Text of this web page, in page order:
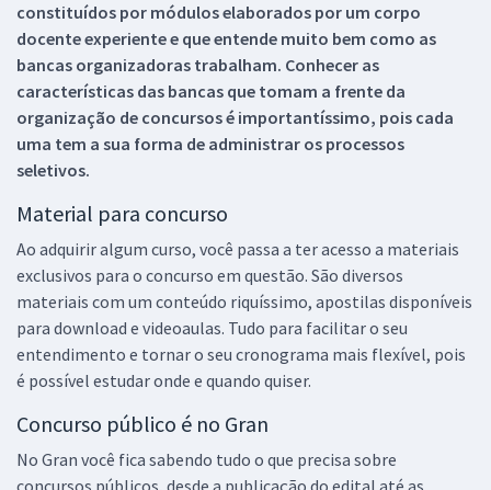
constituídos por módulos elaborados por um corpo
docente experiente e que entende muito bem como as
bancas organizadoras trabalham. Conhecer as
características das bancas que tomam a frente da
organização de concursos é importantíssimo, pois cada
uma tem a sua forma de administrar os processos
seletivos.
Material para concurso
Ao adquirir algum curso, você passa a ter acesso a materiais
exclusivos para o concurso em questão. São diversos
materiais com um conteúdo riquíssimo, apostilas disponíveis
para download e videoaulas. Tudo para facilitar o seu
entendimento e tornar o seu cronograma mais flexível, pois
é possível estudar onde e quando quiser.
Concurso público é no Gran
No Gran você fica sabendo tudo o que precisa sobre
concursos públicos, desde a publicação do edital até as